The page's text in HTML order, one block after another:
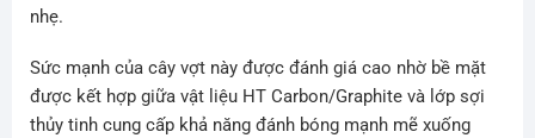
nhẹ.
Sức mạnh của cây vợt này được đánh giá cao nhờ bề mặt
được kết hợp giữa vật liệu HT Carbon/Graphite và lớp sợi
thủy tinh cung cấp khả năng đánh bóng mạnh mẽ xuống